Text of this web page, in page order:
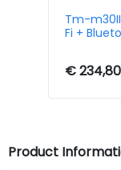
Tm-
Fi +
€ 234,80
Product